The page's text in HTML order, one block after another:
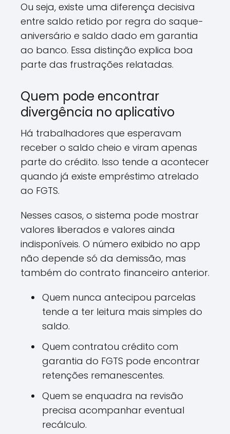
Ou seja, existe uma diferença decisiva
entre saldo retido por regra do saque-
aniversário e saldo dado em garantia
ao banco. Essa distinção explica boa
parte das frustrações relatadas.
Quem pode encontrar
divergência no aplicativo
Há trabalhadores que esperavam
receber o saldo cheio e viram apenas
parte do crédito. Isso tende a acontecer
quando já existe empréstimo atrelado
ao FGTS.
Nesses casos, o sistema pode mostrar
valores liberados e valores ainda
indisponíveis. O número exibido no app
não depende só da demissão, mas
também do contrato financeiro anterior.
Quem nunca antecipou parcelas
tende a ter leitura mais simples do
saldo.
Quem contratou crédito com
garantia do FGTS pode encontrar
retenções remanescentes.
Quem se enquadra na revisão
precisa acompanhar eventual
recálculo.